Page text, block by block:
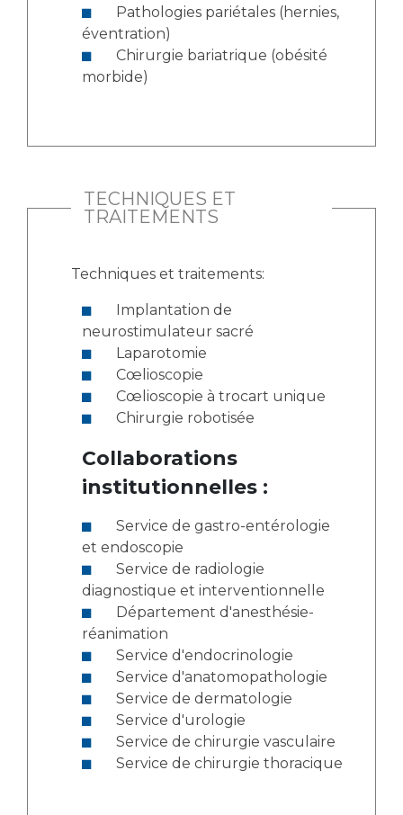
éventration)
morbide)
TECHNIQUES ET
TRAITEMENTS
Techniques et traitements:
neurostimulateur sacré
Laparotomie
Cœlioscopie
Cœlioscopie à trocart unique
Chirurgie robotisée
Collaborations
institutionnelles :
et endoscopie
diagnostique et interventionnelle
réanimation
Service d'endocrinologie
Service d'anatomopathologie
Service de dermatologie
Service d'urologie
Service de chirurgie vasculaire
Service de chirurgie thoracique